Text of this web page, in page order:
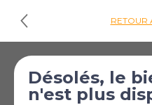
RETOUR
Maison de ville de 3
chambres à vendre
Désolés, le
n'est plus